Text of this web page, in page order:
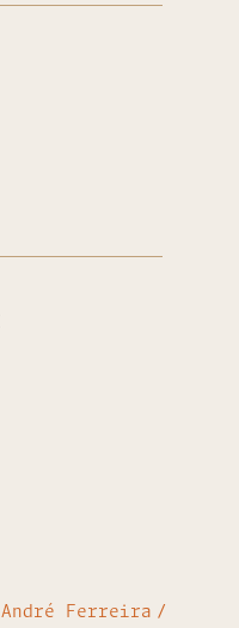
André Ferreira